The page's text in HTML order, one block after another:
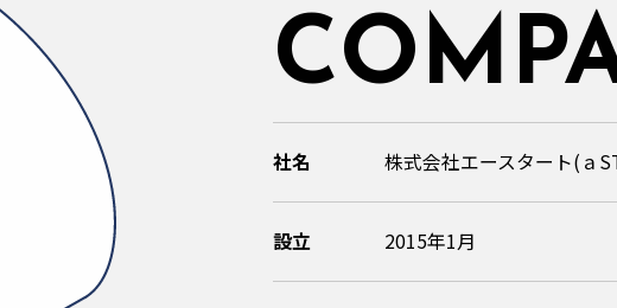
社名 株式会社エースタート(ａ
設立 2015年1月